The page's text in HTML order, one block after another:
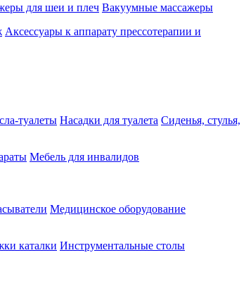
для шеи и плеч Вакуумные массажеры
Аксессуары к аппарату прессотерапии и
туалеты Насадки для туалета Сиденья, стулья,
Мебель для инвалидов
Медицинское оборудование
каталки Инструментальные столы